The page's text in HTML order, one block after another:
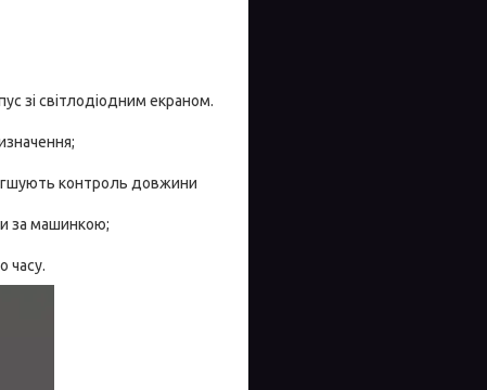
зі світлодіодним екраном.
контроль довжини
за машинкою;
часу.